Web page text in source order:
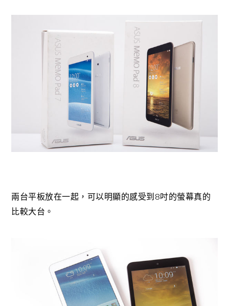
兩台平板放在一起，可以明顯的感受到 8吋的螢幕真的
比較大台。